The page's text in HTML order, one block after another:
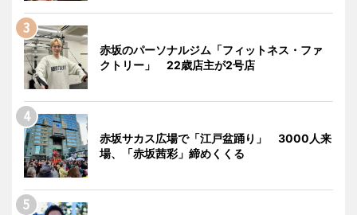
赤坂のパーソナルジム「フィットネス・ファ
クトリー」 22歳店主が2号店
赤坂サカス広場で「江戸盆踊り」 3000人来
場、「赤坂茜彩」締めくくる